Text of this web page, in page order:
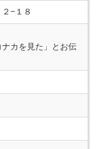
−１８
カを見た」とお伝